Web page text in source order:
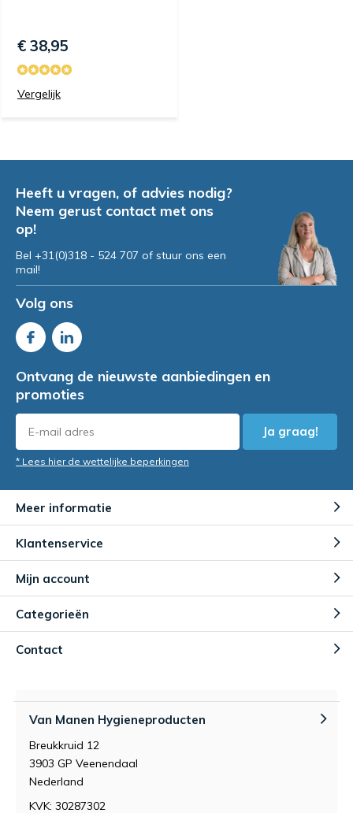
€ 38,95
Vergelijk
Heeft u vragen, of advies nodig?
Neem gerust contact met ons
op!
Bel +31(0)318 - 524 707 of stuur ons een
mail!
Volg ons
Ontvang de nieuwste aanbiedingen en
promoties
Ja graag!
* Lees hier de wettelijke beperkingen
Meer informatie
Klantenservice
Mijn account
Categorieën
Contact
Van Manen Hygieneproducten
Breukkruid 12
3903 GP Veenendaal
Nederland
KVK: 30287302